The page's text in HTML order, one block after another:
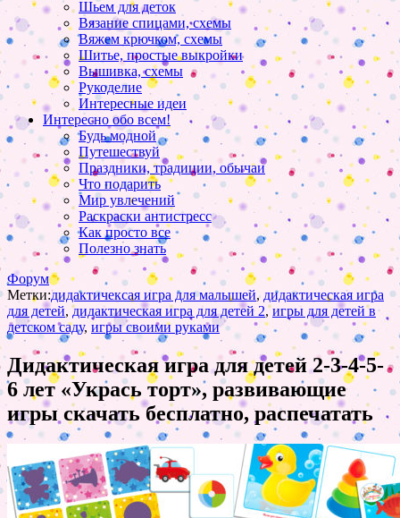
Шьем для деток
Вязание спицами, схемы
Вяжем крючком, схемы
Шитье, простые выкройки
Вышивка, схемы
Рукоделие
Интересные идеи
Интересно обо всем!
Будь модной
Путешествуй
Праздники, традиции, обычаи
Что подарить
Мир увлечений
Раскраски антистресс
Как просто все
Полезно знать
Форум
Метки:дидактичексая игра для малышей, дидактическая игра
для детей,дидактическая игра для детей 2,игры для детей в
детском саду,игры своими руками
Дидактическая игра для детей 2-3-4-5-
6 лет «Укрась торт», развивающие
игры скачать бесплатно, распечатать